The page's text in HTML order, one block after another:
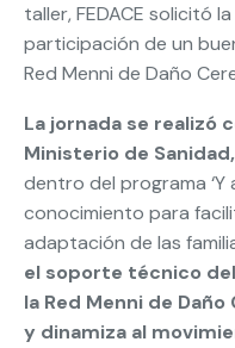
taller, FEDACE solicitó
participación de un
Red Menni de Daño
La jornada se realizó
Ministerio de
dentro del programa
conocimiento para
adaptación de las
el soporte técnico
la Red Menni de
y dinamiza al